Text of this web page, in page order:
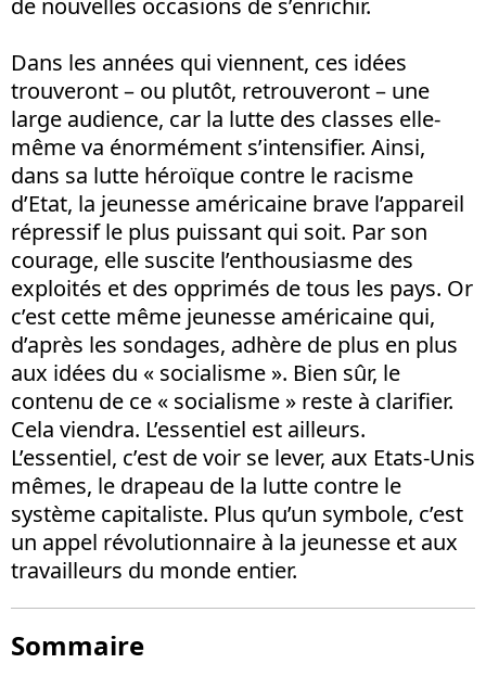
de nouvelles occasions de s’enrichir.
Dans les années qui viennent, ces idées
trouveront – ou plutôt, retrouveront – une
large audience, car la lutte des classes elle-
même va énormément s’intensifier. Ainsi,
dans sa lutte héroïque contre le racisme
d’Etat, la jeunesse américaine brave l’appareil
répressif le plus puissant qui soit. Par son
courage, elle suscite l’enthousiasme des
exploités et des opprimés de tous les pays. Or
c’est cette même jeunesse américaine qui,
d’après les sondages, adhère de plus en plus
aux idées du « socialisme ». Bien sûr, le
contenu de ce « socialisme » reste à clarifier.
Cela viendra. L’essentiel est ailleurs.
L’essentiel, c’est de voir se lever, aux Etats-Unis
mêmes, le drapeau de la lutte contre le
système capitaliste. Plus qu’un symbole, c’est
un appel révolutionnaire à la jeunesse et aux
travailleurs du monde entier.
Sommaire